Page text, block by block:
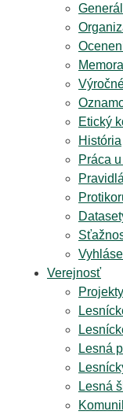
Etický
História
Práca
Verejnosť
Lesná
Lesná